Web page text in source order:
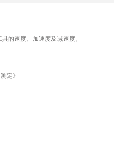
的速度、加速度及减速度。
测定》